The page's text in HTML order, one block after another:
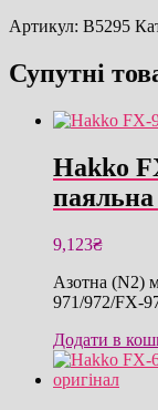
Артикул: B5295
Супутні
Hakko
паяльна
9,123₴
Азотна (N2)
971/972/FX-
Додати в